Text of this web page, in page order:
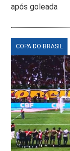
após goleada
COPA DO BRASIL